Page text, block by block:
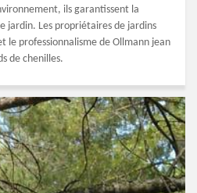
ils garantissent la
jardin. Les propriétaires de jardins
le professionnalisme de Ollmann jean
de chenilles.